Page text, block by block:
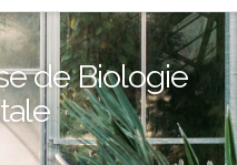
de Biologie